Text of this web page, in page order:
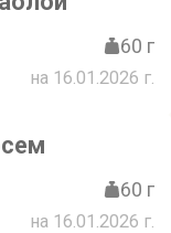
60 г
на 16.01.2026 г.
60 г
на 16.01.2026 г.